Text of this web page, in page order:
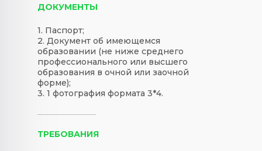
ДОКУМЕНТЫ
ТРЕБОВАНИЯ
1. Паспорт;
2. Документ об имеющемся
образовании (не ниже среднего
профессионального или высшего
образования в очной или заочной
форме);
3. 1 фотография формата 3*4.